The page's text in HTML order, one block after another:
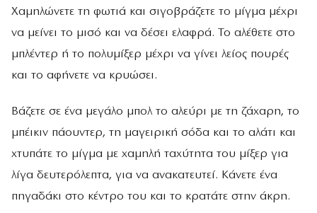
Χαμηλώνετε τη φωτιά και σιγοβράζετε το μίγμα μέχρι
να μείνει το μισό και να δέσει ελαφρά. Το αλέθετε στο
μπλέντερ ή το πολυμίξερ μέχρι να γίνει λείος πουρές
και το αφήνετε να κρυώσει.
Βάζετε σε ένα μεγάλο μπολ το αλεύρι με τη ζάχαρη, το
μπέικιν πάουντερ, τη μαγειρική σόδα και το αλάτι και
χτυπάτε το μίγμα με χαμηλή ταχύτητα του μίξερ για
λίγα δευτερόλεπτα, για να ανακατευτεί. Κάνετε ένα
πηγαδάκι στο κέντρο του και το κρατάτε στην άκρη.